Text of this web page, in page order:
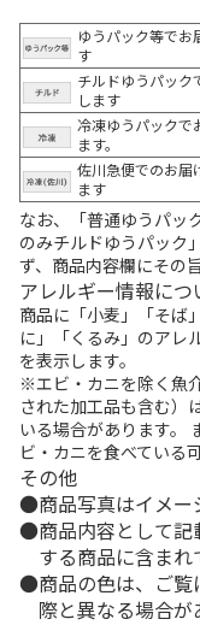
ゆうパック等でお
す
チルドゆうパック
します
冷凍ゆうパックで
ます。
佐川急便でのお届
ます
なお、「普通ゆうパッ
のみチルドゆうパック
ず、商品内容欄にその
アレルギー情報につ
商品に「小麦」「そば
に」「くるみ」のアレ
を表示します。
※エビ・カニを除く魚
された加工品も含む）
いる場合があります。
ビ・カニを食べている
その他
商品写真はイメー
商品内容として
する商品に含まれ
商品の色は、ご
際と異なる場合が